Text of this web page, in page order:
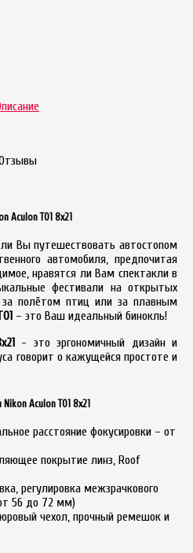
Aculon T01 8x21
Вы путешествовать автостопом
автомобиля, предпочитая
нравятся ли Вам спектакли в
фестивали на открытых
полётом птиц или за плавным
– это Ваш идеальный бинокль!
- это эргономичный дизайн и
говорит о кажущейся простоте и
Aculon T01 8x21
расстояние фокусировки – от
покрытие линз, Roof
регулировка межзрачкового
56 до 72 мм)
чехол, прочный ремешок и